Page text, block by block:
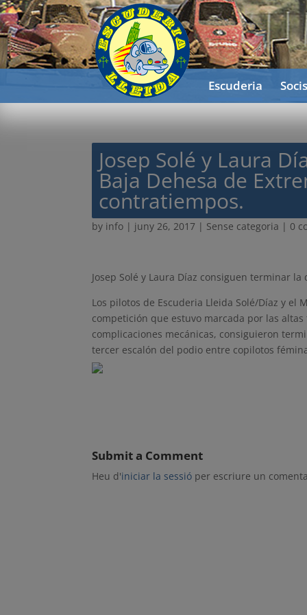
Escuderia
Josep Solé y Laura
Baja Dehesa de
contratiempos.
by info | juny 26, 2017 | Sense categoria | 0
Josep Solé y Laura Díaz consiguen terminar
Los pilotos de Escuderia Lleida Solé/Díaz y
competición que estuvo marcada por las
complicaciones mecánicas, consiguieron
tercer escalón del podio entre copilotos
Submit a Comment
Heu d'iniciar la sessió per escriure un